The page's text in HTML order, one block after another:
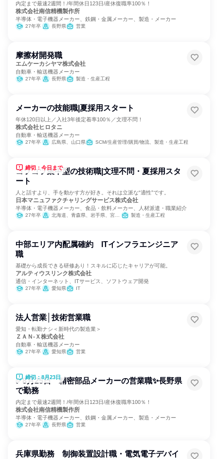
内定まで最速2週間！/年間休日123日/産休復職率100％！
株式会社南信精機製作所
半導体・電子機器メーカー、鉄鋼・金属メーカー、製造・メーカー
27年卒 長野県 営業
摩擦材開発職
エムケーカシヤマ株式会社
自動車・輸送機器メーカー
27年卒 長野県 製造・生産工程
メーカーの技能職|夏採用スタート
年休120日以上／入社3年後定着率100％／文理不問！
株式会社ヒロタニ
自動車・輸送機器メーカー
27年卒 広島県、山口県 SCM/生産管理/購買/物流、製造・生産工程
締切：今日まで
コツコツ集中型の技術職|文理不問・夏採用スタ
ート
人と話すより、手を動かす方が好き。それは立派な“適性”です。
日本マニュファクチャリングサービス株式会社
半導体・電子機器メーカー、食品・飲料メーカー、人材派遣・職業紹介
27年卒 北海道、青森県、岩手県、宮城県、秋田県、山形県、福島県、茨城県、栃木県、群馬県、埼玉県、千葉県、東京都、神奈川県、新潟県、富山県、石川県、福井県、山梨県、長野県、岐阜県、静岡県、愛知県、三重県、滋賀県、京都府、大阪府、兵庫県、奈良県、和歌山県、鳥取県、島根県、岡山県、広島県、山口県、徳島県、香川県、愛媛県、高知県、福岡県、佐賀県、長崎県、熊本県、大分県、宮崎県、鹿児島県、沖縄県 製造・生産工程
中部エリア内配属確約 ITインフラエンジニア
職
基礎から成長できる研修あり！スキルに応じたキャリアが可能。
アルティウスリンク株式会社
通信・インターネット、ITサービス、ソフトウェア開発
27年卒 愛知県 IT
法人営業│技術営業職
愛知・転勤ナシ＜新時代の製造業＞
ＺＡＮ‐Ｘ株式会社
自動車・輸送機器メーカー
27年卒 愛知県 営業
締切：8月23日
✅8月25日 精密部品メーカーの営業職✨長野県
で勤務
内定まで最速2週間！/年間休日123日/産休復職率100％！
株式会社南信精機製作所
半導体・電子機器メーカー、鉄鋼・金属メーカー、製造・メーカー
27年卒 長野県 営業
兵庫県勤務 制御装置設計職・電気電子デバイ